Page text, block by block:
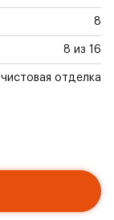
8
8 из 16
чистовая отделка